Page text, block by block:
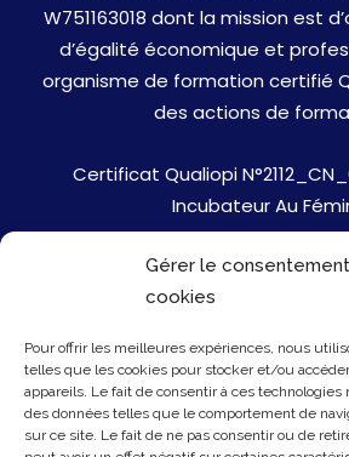
Gérer le
cookies
Pour offrir les meilleures expériences, nous
telles que les cookies pour stocker et/ou
appareils. Le fait de consentir à ces
des données telles que le comportement de
sur ce site. Le fait de ne pas consentir ou de
W751163018 dont la mission est
d’égalité économique et
organisme de formation certifié
des actions de
Certificat Qualiopi
Incubateur Au